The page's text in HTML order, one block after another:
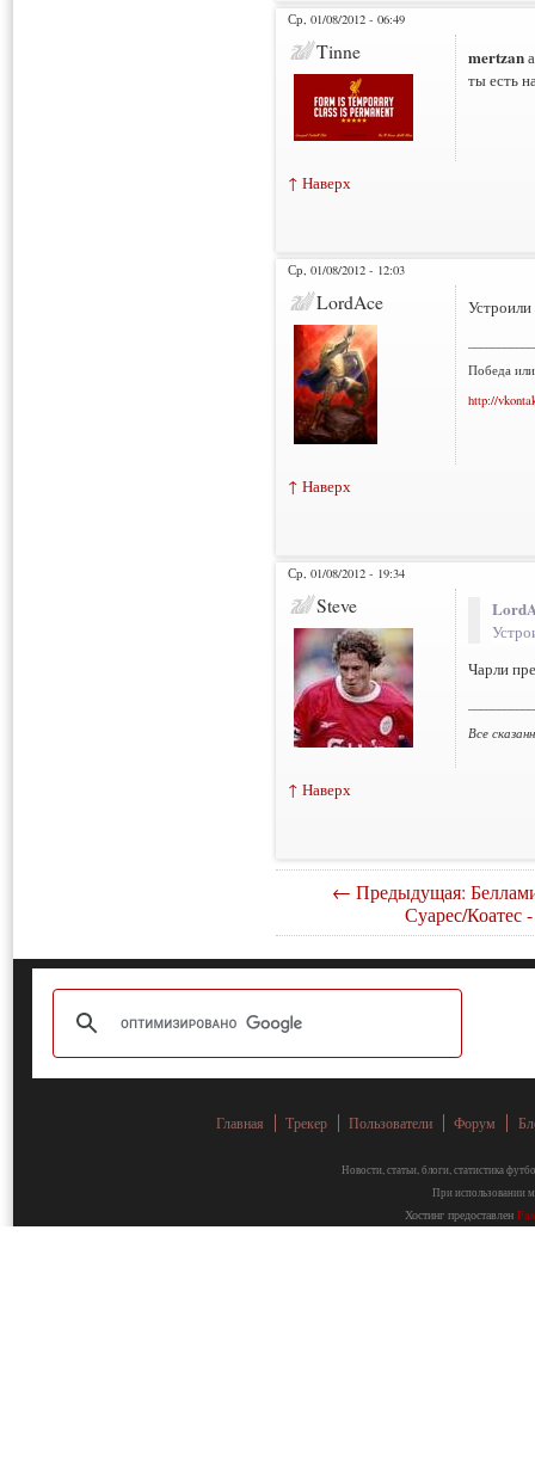
Ср, 01/08/2012 - 06:49
Tinne mertzan
ты есть
↑ Наверх
Ср, 01/08/2012 - 12:03
LordAce
Победа
http://
↑ Наверх
Ср, 01/08/2012 - 19:34
Steve
Чарли
Все
↑ Наверх
← Предыдущая:
Суарес/Коатес
Главная Трекер Пользователи Форум
Новости, статьи, блоги, статистика
При использовании
Хостинг предоставлен